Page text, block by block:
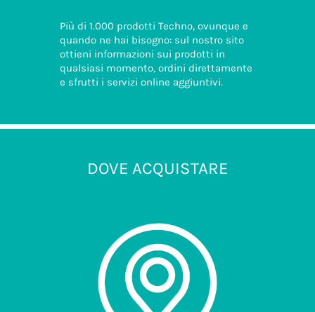
Più di 1.000 prodotti Techno, ovunque e
quando ne hai bisogno: sul nostro sito
ottieni informazioni sui prodotti in
qualsiasi momento, ordini direttamente
e sfrutti i servizi online aggiuntivi.
DOVE ACQUISTARE